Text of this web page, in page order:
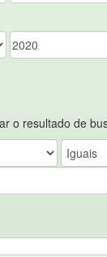
o resultado de